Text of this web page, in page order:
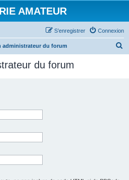
AMATEUR
Connexion
S’enregistrer
administrateur du forum
du forum